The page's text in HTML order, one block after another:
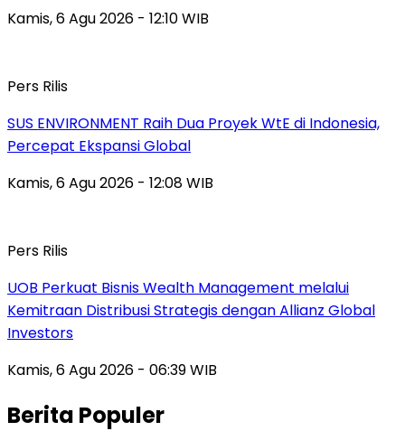
Kamis, 6 Agu 2026 - 12:10 WIB
Pers Rilis
SUS ENVIRONMENT Raih Dua Proyek WtE di Indonesia,
Percepat Ekspansi Global
Kamis, 6 Agu 2026 - 12:08 WIB
Pers Rilis
UOB Perkuat Bisnis Wealth Management melalui
Kemitraan Distribusi Strategis dengan Allianz Global
Investors
Kamis, 6 Agu 2026 - 06:39 WIB
Berita Populer